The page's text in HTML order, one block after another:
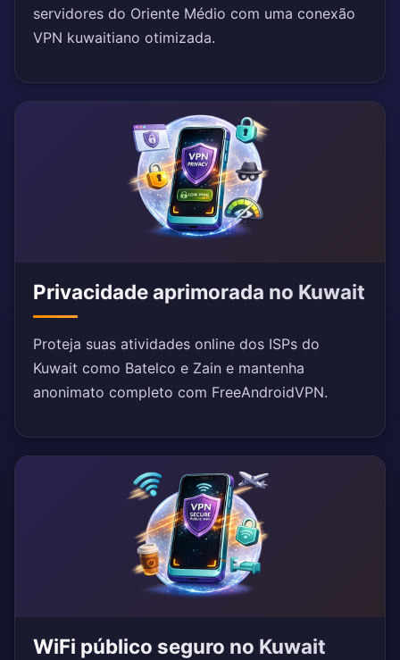
servidores do Oriente Médio com uma conexão
VPN kuwaitiano otimizada.
Privacidade aprimorada no Kuwait
Proteja suas atividades online dos ISPs do
Kuwait como Batelco e Zain e mantenha
anonimato completo com FreeAndroidVPN.
WiFi público seguro no Kuwait